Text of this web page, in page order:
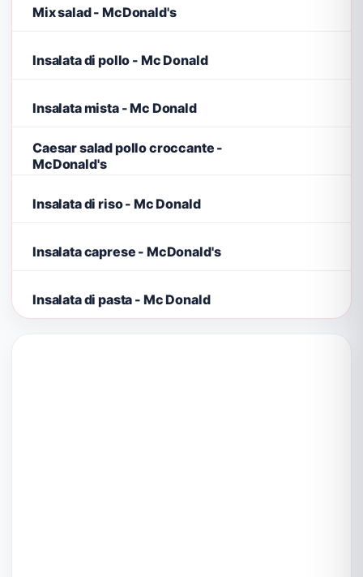
Mix salad - McDonald's
Insalata di pollo - Mc Donald
Insalata mista - Mc Donald
Caesar salad pollo croccante -
McDonald's
Insalata di riso - Mc Donald
Insalata caprese - McDonald's
Insalata di pasta - Mc Donald